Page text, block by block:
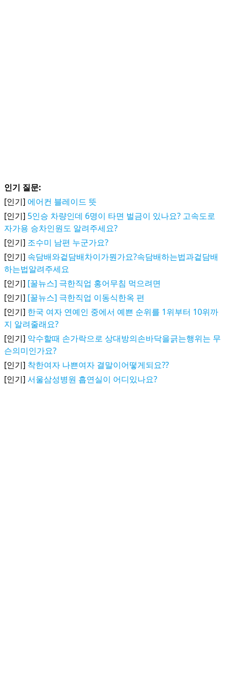
인기 질문:
[인기] 에어컨 블레이드 뜻
[인기] 5인승 차량인데 6명이 타면 벌금이 있나요? 고속도로
자가용 승차인원도 알려주세요?
[인기] 조수미 남편 누군가요?
[인기] 속담배와겉담배차이가뭔가요?속담배하는법과겉담배
하는법알려주세요
[인기] [꿀뉴스] 극한직업 홍어무침 먹으려면
[인기] [꿀뉴스] 극한직업 이동식한옥 편
[인기] 한국 여자 연예인 중에서 예쁜 순위를 1위부터 10위까
지 알려줄래요?
[인기] 악수할때 손가락으로 상대방의손바닥을긁는행위는 무
슨의미인가요?
[인기] 착한여자 나쁜여자 결말이어떻게되요??
[인기] 서울삼성병원 흡연실이 어디있나요?